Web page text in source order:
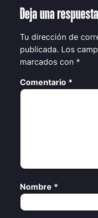
Deja una respuesta
Tu dirección de
publicada. Los
marcados con *
Comentario *
Nombre *